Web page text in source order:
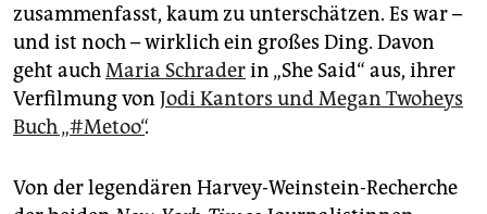
epaper login
zusammenfasst, kaum zu unterschätzen. Es war –
und ist noch – wirklich ein großes Ding. Davon
geht auchMaria Schraderin „She Said“ aus, ihrer
Verfilmung von Jodi Kantors und Megan Twoheys
Buch „#Metoo“.
Von der legendären Harvey-Weinstein-Recherche